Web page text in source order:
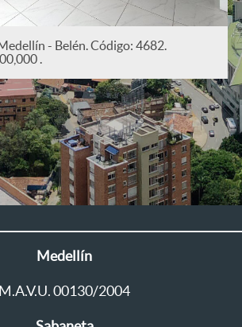
Apartamento - Medellín - San Joaquín.
Arriendo : $ 2,200,000 .
Medellín
M.A.V.U. 00130/2004